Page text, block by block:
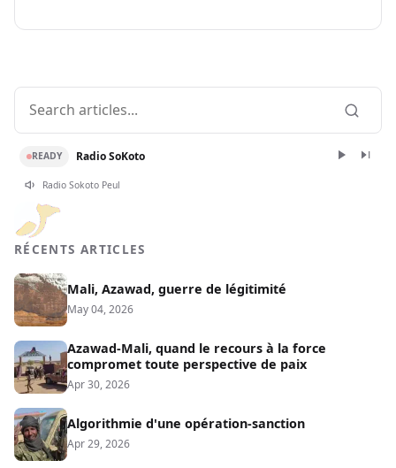
READY Radio SoKoto
Radio Sokoto Peul
RÉCENTS ARTICLES
Mali, Azawad, guerre de légitimité
May 04, 2026
Azawad-Mali, quand le recours à la force
compromet toute perspective de paix
Apr 30, 2026
Algorithmie d'une opération-sanction
Apr 29, 2026